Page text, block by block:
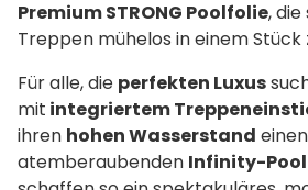
Premium STRONG Poolfolie,
Treppen mühelos in einem Stück
Für alle, die perfekten Luxus
mit integriertem
ihren hohen Wasserstand einen
atemberaubenden Infinity-